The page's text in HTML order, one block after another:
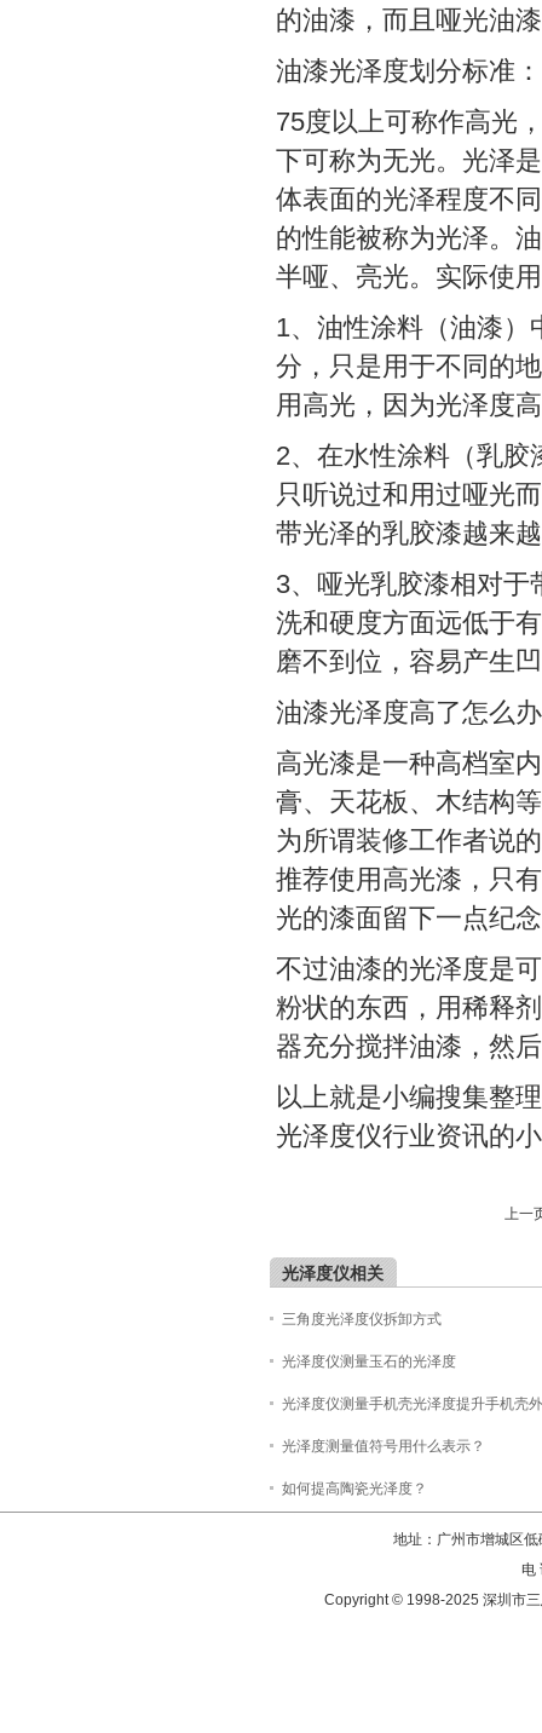
的油漆，而且哑光油
油漆光泽度划分标准：
75度以上可称作高光
下可称为无光。光泽
体表面的光泽程度不
的性能被称为光泽。
半哑、亮光。实际使
1、油性涂料（油漆
分，只是用于不同的
用高光，因为光泽度
2、在水性涂料（乳
只听说过和用过哑光
带光泽的乳胶漆越来
3、哑光乳胶漆相对
洗和硬度方面远低于
磨不到位，容易产生
油漆光泽度高了怎么
高光漆是一种高档室
膏、天花板、木结构
为所谓装修工作者说
推荐使用高光漆，只
光的漆面留下一点纪
不过油漆的光泽度是
粉状的东西，用稀释
器充分搅拌油漆，然
以上就是小编搜集整
光泽度仪行业资讯的
上一
光泽度仪相关
三角度光泽度仪拆卸方式
光泽度仪测量玉石的光泽度
光泽度仪测量手机壳光泽度提升手机壳
光泽度测量值符号用什么表示？
如何提高陶瓷光泽度？
地址：广州市增城区
电
Copyright © 1998-2025 深圳市